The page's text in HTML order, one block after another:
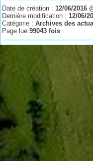
Date de création : 12/06/2016
Dernière modification : 12/06/
Catégorie :Archives des
Page lue99043 fois